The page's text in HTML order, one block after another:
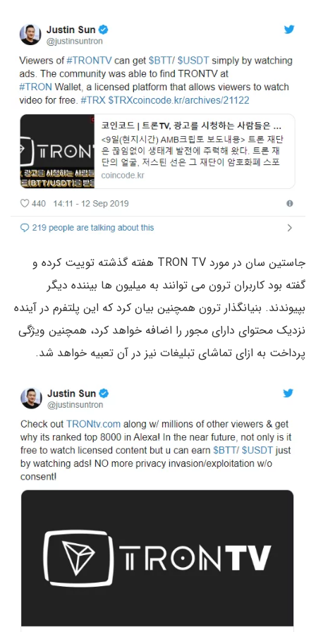
جاستین سان در مورد TRON TV هفته گذشته توییت کرده و
گفته بود کاربران ترون می توانند به میلیون ها بیننده دیگر
بپیوندند. بنیانگذار ترون همچنین بیان کرد که این پلتفرم در آینده
نزدیک محتوای دارای مجور را اضافه خواهد کرد، همچنین ویژگی
پرداخت به ازای تماشای تبلیغات نیز در آن تعبیه خواهد شد.